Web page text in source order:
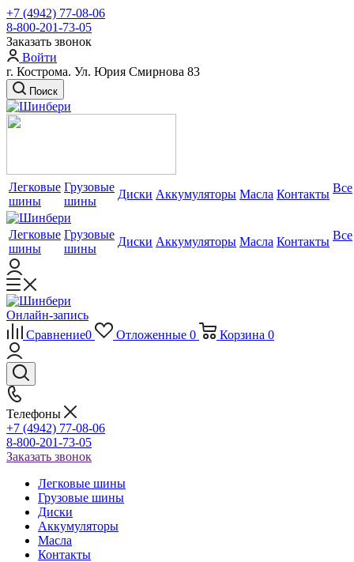
+7 (4942) 77-08-06
8-800-201-73-05
Заказать звонок
Войти
г. Кострома. Ул. Юрия Смирнова 83
Поиск
Легковые
шины
Грузовые
шины
Диски Аккумуляторы Масла Контакты Все
Легковые
шины
Грузовые
шины
Диски Аккумуляторы Масла Контакты Все
Онлайн-запись
Сравнение0 Отложенные 0 Корзина 0
Телефоны
+7 (4942) 77-08-06
8-800-201-73-05
Заказать звонок
Легковые шины
Грузовые шины
Диски
Аккумуляторы
Масла
Контакты